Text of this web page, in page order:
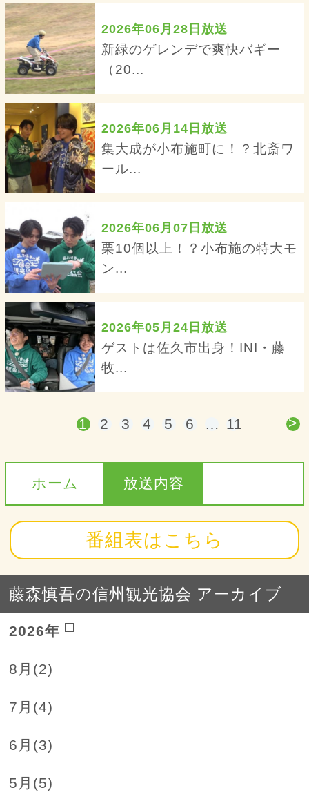
2026年06月28日放送
新緑のゲレンデで爽快バギー
（20...
2026年06月14日放送
集大成が小布施町に！？北斎ワ
ール...
2026年06月07日放送
栗10個以上！？小布施の特大モ
ン...
2026年05月24日放送
ゲストは佐久市出身！INI・藤
牧...
1 2 3 4 5 6 … 11 >
ホーム 放送内容
番組表はこちら
藤森慎吾の信州観光協会 アーカイブ
2026年
8月(2)
7月(4)
6月(3)
5月(5)